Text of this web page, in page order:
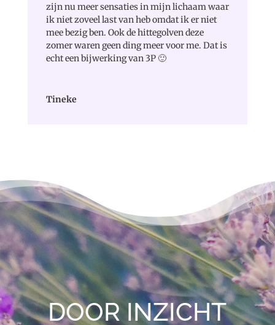
zijn nu meer sensaties in mijn lichaam waar
ik niet zoveel last van heb omdat ik er niet
mee bezig ben. Ook de hittegolven deze
zomer waren geen ding meer voor me. Dat is
echt een bijwerking van 3P 🙂
Tineke
DOOR INZICHT